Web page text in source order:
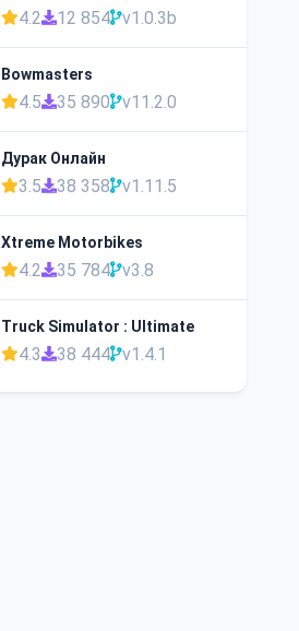
4.2 12 854 v1.0.3b
Bowmasters
4.5 35 890 v11.2.0
Дурак Онлайн
3.5 38 358 v1.11.5
Xtreme Motorbikes
4.2 35 784 v3.8
Truck Simulator : Ultimate
4.3 38 444 v1.4.1